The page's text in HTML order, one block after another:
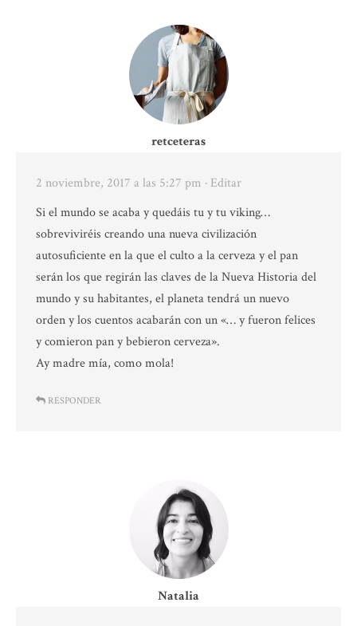
retceteras
2 noviembre, 2017 a las 5:27 pm · Editar
Si el mundo se acaba y quedáis tu y tu viking…
sobreviviréis creando una nueva civilización
autosuficiente en la que el culto a la cerveza y el pan
serán los que regirán las claves de la Nueva Historia del
mundo y su habitantes, el planeta tendrá un nuevo
orden y los cuentos acabarán con un «… y fueron felices
y comieron pan y bebieron cerveza».
Ay madre mía, como mola!
RESPONDER
Natalia